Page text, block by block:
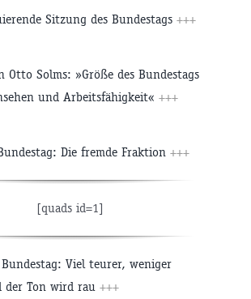
Sitzung des Bundestags +++
Otto Solms: »Größe des Bundestags
und Arbeitsfähigkeit« +++
Die fremde Fraktion +++
[quads id=1]
Bundestag: Viel teurer, weniger
der Ton wird rau +++